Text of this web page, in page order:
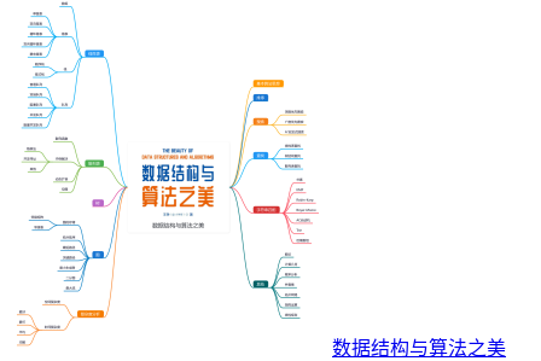
数据结构与算法之美